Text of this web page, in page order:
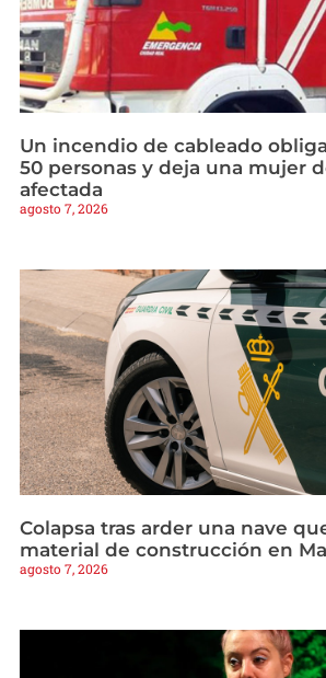
Un incendio de cableado
50 personas y deja una mujer
afectada
agosto 7, 2026
Colapsa tras arder una nave
material de construcción en
agosto 7, 2026